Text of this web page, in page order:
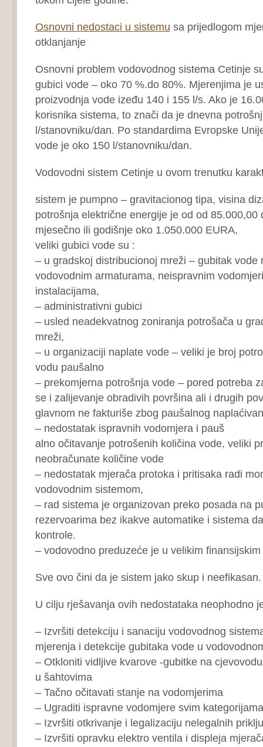
Osnovni nedostaci u sistemu sa prijedlogom
otklanjanje
Osnovni problem vodovodnog sistema Cetinje
gubici vode – oko 70 %.do 80%. Mjerenjima je
proizvodnja vode izeđu 140 i 155 l/s. Ako je
korisnika sistema, to znači da je dnevna
l/stanovniku/dan. Po standardima Evropske
vode je oko 150 l/stanovniku/dan.
Vodovodni sistem Cetinje u ovom trenutku
sistem je pumpno – gravitacionog tipa, visina
potrošnja električne energije je od od 85.000,00
mjesečno ili godišnje oko 1.050.000 EURA,
veliki gubici vode su :
– u gradskoj distribucionoj mreži – gubitak vode
vodovodnim armaturama, neispravnim
instalacijama,
– administrativni gubici
– usled neadekvatnog zoniranja potrošača u
mreži,
– u organizaciji naplate vode – veliki je broj
vodu paušalno
– prekomjerna potrošnja vode – pored potreba
se i zalijevanje obradivih površina ali i drugih
glavnom ne fakturiše zbog paušalnog
– nedostatak ispravnih vodomjera i pauš
alno očitavanje potrošenih količina vode, veliki
neobračunate količine vode
– nedostatak mjerača protoka i pritisaka radi
vodovodnim sistemom,
– rad sistema je organizovan preko posada na
rezervoarima bez ikakve automatike i sistema
kontrole.
– vodovodno preduzeće je u velikim
Sve ovo čini da je sistem jako skup i neefikasan.
U cilju rješavanja ovih nedostataka neophodno
– Izvršiti detekciju i sanaciju vodovodnog
mjerenja i detekcije gubitaka vode u
– Otkloniti vidljive kvarove -gubitke na
u šahtovima
– Tačno očitavati stanje na vodomjerima
– Ugraditi ispravne vodomjere svim
– Izvršiti otkrivanje i legalizaciju nelegalnih
– Izvršiti opravku elektro ventila i displeja